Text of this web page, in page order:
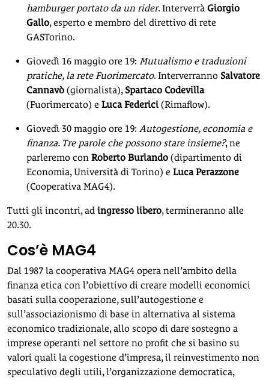
hamburger portato da un rider. Interverrà Giorgio
Gallo, esperto e membro del direttivo di rete
GASTorino.
Giovedì 16 maggio ore 19: Mutualismo e traduzioni
pratiche, la rete Fuorimercato. Interverranno Salvatore
Cannavò (giornalista), Spartaco Codevilla
(Fuorimercato) e Luca Federici (Rimaflow).
Giovedì 30 maggio ore 19: Autogestione, economia e
finanza. Tre parole che possono stare insieme?, ne
parleremo con Roberto Burlando (dipartimento di
Economia, Università di Torino) e Luca Perazzone
(Cooperativa MAG4).
Tutti gli incontri, ad ingresso libero, termineranno alle
20.30.
Cos’è MAG4
Dal 1987 la cooperativa MAG4 opera nell’ambito della
finanza etica con l’obiettivo di creare modelli economici
basati sulla cooperazione, sull’autogestione e
sull’associazionismo di base in alternativa al sistema
economico tradizionale, allo scopo di dare sostegno a
imprese operanti nel settore no profit che si basino su
valori quali la cogestione d’impresa, il reinvestimento non
speculativo degli utili, l’organizzazione democratica,